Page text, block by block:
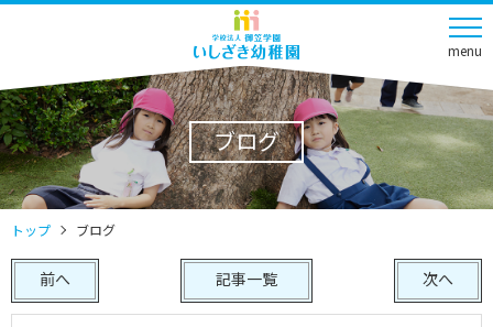
menu
ブログ
トップ ブログ
前へ 次へ
記事一覧